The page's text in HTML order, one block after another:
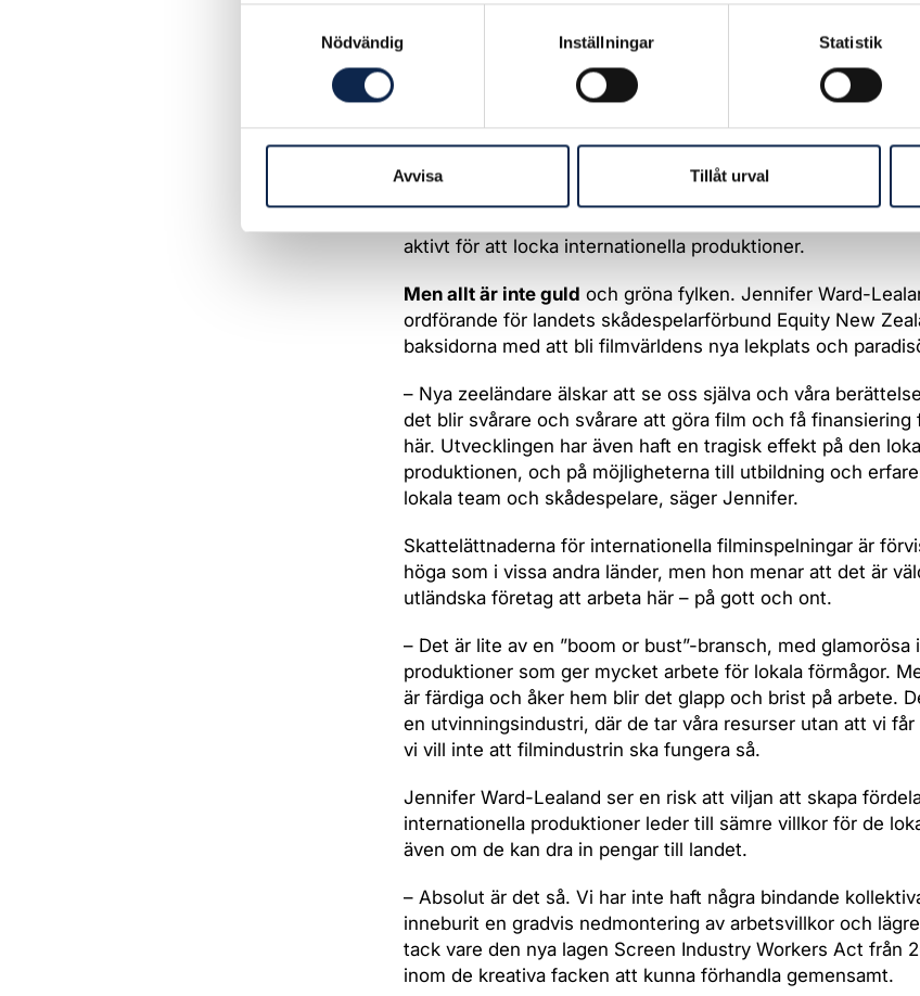
Nödvändig
Inställningar Statistik
Avvisa Tillåt urval
Den nya zeeländska staten erbjuder en ”screen production
procent till mellanstora och stora internationella
vissa krav. (De erbjuder även en 40-procentig skattelättnad
New Zealand Film Commission, landets motsvarighet till
aktivt för att locka internationella produktioner.
Men allt är inte guld och gröna fylken. Jennifer Ward-
ordförande för landets skådespelarförbund Equity New
baksidorna med att bli filmvärldens nya lekplats och
– Nya zeeländare älskar att se oss själva och våra
det blir svårare och svårare att göra film och få finansiering
här. Utvecklingen har även haft en tragisk effekt på den
produktionen, och på möjligheterna till utbildning och
lokala team och skådespelare, säger Jennifer.
Skattelättnaderna för internationella filminspelningar är
höga som i vissa andra länder, men hon menar att det är
utländska företag att arbeta här – på gott och ont.
– Det är lite av en ”boom or bust”-bransch, med glamorösa
produktioner som ger mycket arbete för lokala förmågor.
är färdiga och åker hem blir det glapp och brist på arbete.
en utvinningsindustri, där de tar våra resurser utan att vi
vi vill inte att filmindustrin ska fungera så.
Jennifer Ward-Lealand ser en risk att viljan att skapa
internationella produktioner leder till sämre villkor för de
även om de kan dra in pengar till landet.
– Absolut är det så. Vi har inte haft några bindande
inneburit en gradvis nedmontering av arbetsvillkor och
tack vare den nya lagen Screen Industry Workers Act från
inom de kreativa facken att kunna förhandla gemensamt.